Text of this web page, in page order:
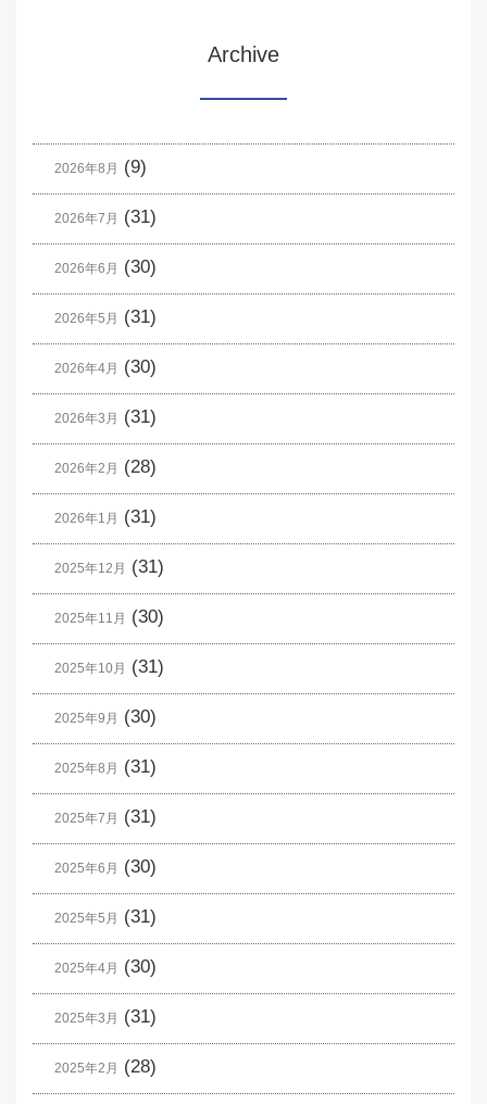
Archive
2026年8月 (9)
2026年7月 (31)
2026年6月 (30)
2026年5月 (31)
2026年4月 (30)
2026年3月 (31)
2026年2月 (28)
2026年1月 (31)
2025年12月 (31)
2025年11月 (30)
2025年10月 (31)
2025年9月 (30)
2025年8月 (31)
2025年7月 (31)
2025年6月 (30)
2025年5月 (31)
2025年4月 (30)
2025年3月 (31)
2025年2月 (28)